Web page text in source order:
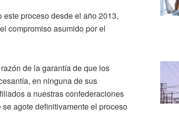
proceso desde el año 2013,
compromiso asumido por el
de la garantía de que los
en ninguna de sus
a nuestras confederaciones
agote definitivamente el proceso